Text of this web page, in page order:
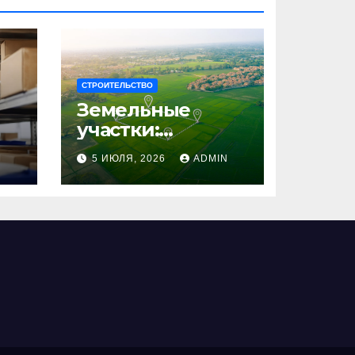
СТРОИТЕЛЬСТВО
Земельные
участки:
правовые
аспекты, виды и
возможности
5 ИЮЛЯ, 2026 ADMIN